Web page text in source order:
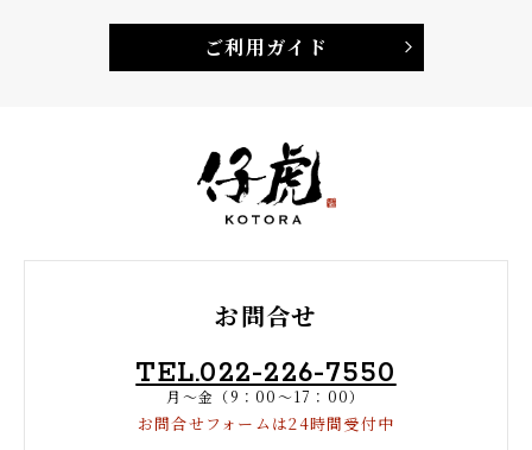
ご利用ガイド
お問合せ
TEL.022-226-7550
月～金（9：00～17：00）
お問合せフォームは24時間受付中